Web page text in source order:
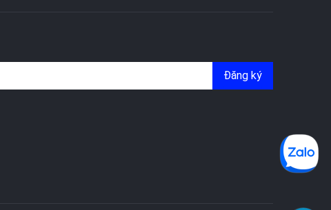
Đăng ký